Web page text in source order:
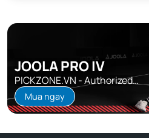
JOOLA PRO IV
PICKZONE.VN - Authorized
Distributor
Mua ngay